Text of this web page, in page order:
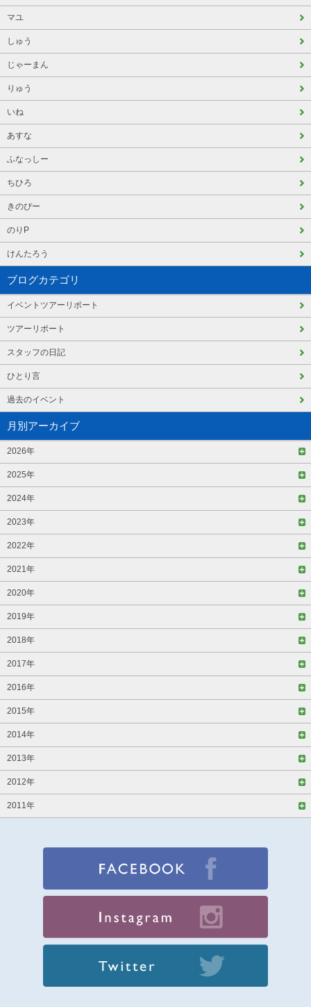
マユ
しゅう
じゃーまん
りゅう
いね
あすな
ふなっしー
ちひろ
きのぴー
のりP
けんたろう
ブログカテゴリ
イベントツアーリポート
ツアーリポート
スタッフの日記
ひとり言
過去のイベント
月別アーカイブ
2026年
2025年
2024年
2023年
2022年
2021年
2020年
2019年
2018年
2017年
2016年
2015年
2014年
2013年
2012年
2011年